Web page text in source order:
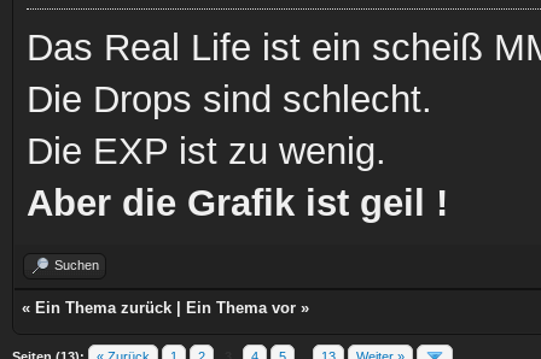
Das Real Life ist ein scheiß
Die Drops sind schlecht.
Die EXP ist zu wenig.
Aber die Grafik ist geil !
Suchen
« Ein Thema zurück Ein Thema vor »